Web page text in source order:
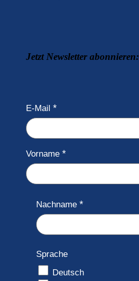
Jetzt Newsletter abonnieren:
E-Mail
Vorname
Nachname
Sprache
Deutsch